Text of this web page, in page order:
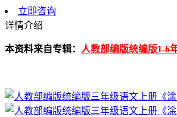
立即咨询
详情介绍
本资料来自专辑： 人教部编版统编版1-6